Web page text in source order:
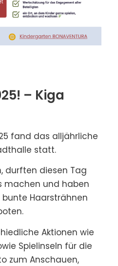
– Kiga
fand das alljährliche
statt.
durften diesen Tag
machen und haben
Haarsträhnen
Aktionen wie
Spielinseln für die
zum Anschauen,